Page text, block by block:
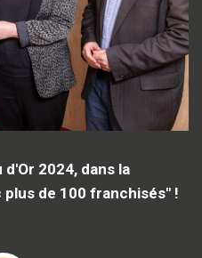
2024, dans la
de 100 franchisés" !